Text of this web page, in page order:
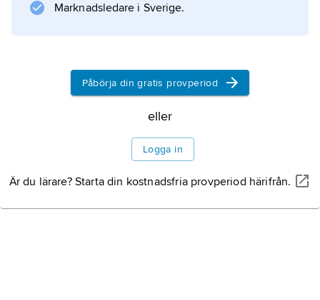
En form av brudrov florerade
Information om artikeln
Marknadsledare i Sverige.
Påbörja din gratis provperiod
eller
Logga in
Är du lärare? Starta din kostnadsfria provperiod härifrån.